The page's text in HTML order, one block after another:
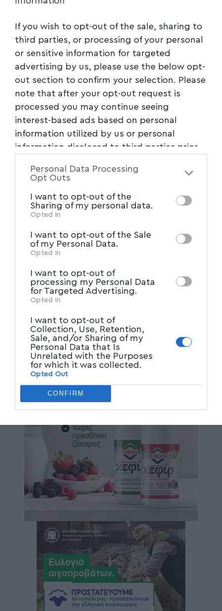
If you wish to opt-out of the sale, sharing to
third parties, or processing of your personal
or sensitive information for targeted
advertising by us, please use the below opt-
out section to confirm your selection. Please
note that after your opt-out request is
processed you may continue seeing
interest-based ads based on personal
information utilized by us or personal
information disclosed to third parties prior
of the further disclosure of your personal
of downstream participants. This
information may also be disclosed by us to
Participantsthat may further disclose it to
other third parties.
Personal Data Processing
Opt Outs
I want to opt-out of the
Sharing of my personal data.
Opted In
I want to opt-out of the Sale
of my Personal Data.
Opted In
I want to opt-out of
processing my Personal Data
for Targeted Advertising.
Opted In
I want to opt-out of
Collection, Use, Retention,
Sale, and/or Sharing of my
Personal Data that Is
Unrelated with the Purposes
for which it was collected.
Opted Out
CONFIRM